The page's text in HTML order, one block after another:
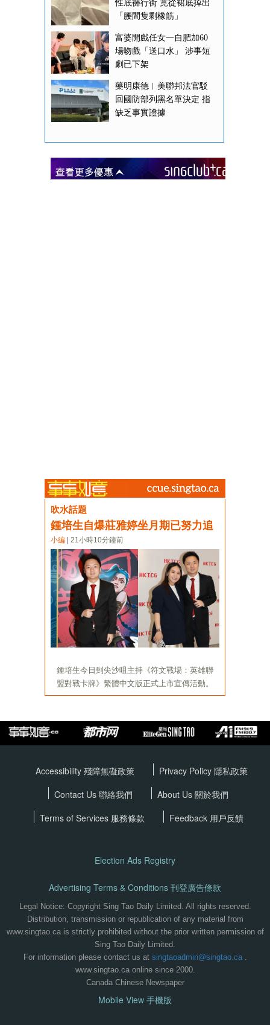
Accessibility 殘障無礙政策 Privacy Policy 隱私政策
Contact Us 聯絡我們
About Us 關於我們
Terms of Services 服務條款 Feedback 用戶反饋
Election Ads Registry
Advertising Terms & Conditions 刊登廣告條款
Legal Notice: Copyright Sing Tao Daily Limited. All rights reserved.
Distribution, transmission or republication of any material from
www.singtao.ca is strictly prohibited without the prior written permission of
Sing Tao Daily Limited.
For information please contact us at singtaoadmin@singtao.ca.
www.singtao.ca online since 2000.
Canada Chinese Newspaper
Mobile View 手機版